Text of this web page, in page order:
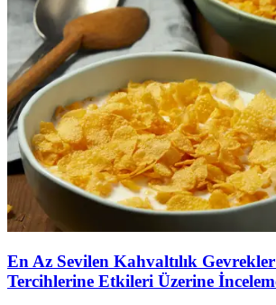
En Az Sevilen Kahvaltılık
Tercihlerine Etkileri Üzerine